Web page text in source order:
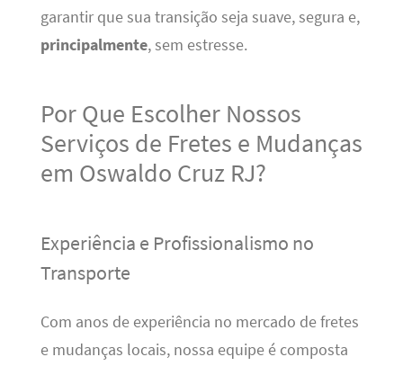
garantir que sua transição seja suave, segura e,
principalmente, sem estresse.
Por Que Escolher Nossos
Serviços de Fretes e Mudanças
em Oswaldo Cruz RJ?
Experiência e Profissionalismo no
Transporte
Com anos de experiência no mercado de fretes
e mudanças locais, nossa equipe é composta